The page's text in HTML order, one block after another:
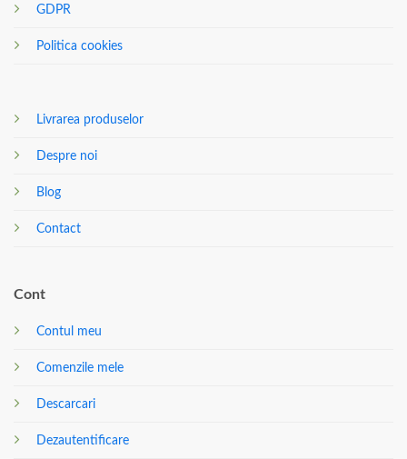
GDPR
Politica cookies
Livrarea produselor
Despre noi
Blog
Contact
Cont
Contul meu
Comenzile mele
Descarcari
Dezautentificare